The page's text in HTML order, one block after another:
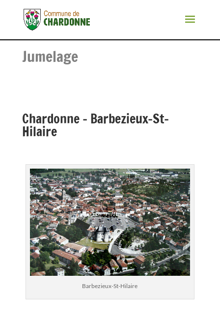
Jumelage
Chardonne – Barbezieux-St-
Hilaire
Barbezieux-St-Hilaire